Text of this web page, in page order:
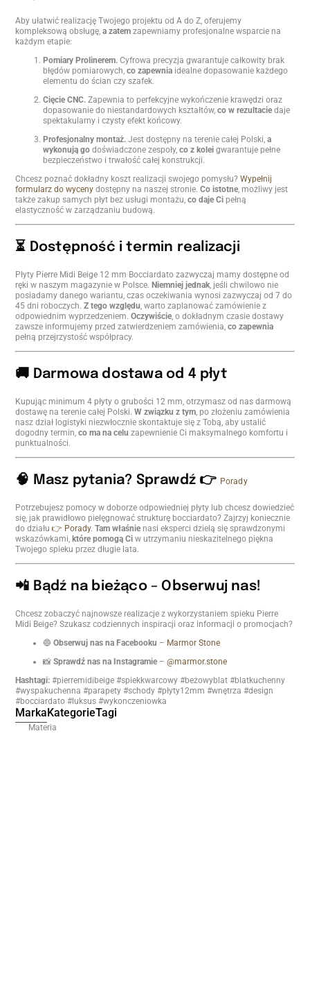
Aby ułatwić realizację Twojego projektu od A do Z, oferujemy
kompleksową obsługę,a zatem zapewniamy profesjonalne wsparcie na
każdym etapie:
Pomiary Prolinerem. Cyfrowa precyzja gwarantuje całkowity brak
błędów pomiarowych,co zapewnia idealne dopasowanie każdego
elementu do ścian czy szafek.
Cięcie CNC. Zapewnia to perfekcyjne wykończenie krawędzi oraz
dopasowanie do niestandardowych kształtów,co w rezultacie daje
spektakularny i czysty efekt końcowy.
Profesjonalny montaż. Jest dostępny na terenie całej Polski,a
wykonują go doświadczone zespoły,co z kolei gwarantuje pełne
bezpieczeństwo i trwałość całej konstrukcji.
Chcesz poznać dokładny koszt realizacji swojego pomysłu?Wypełnij
formularz do wyceny dostępny na naszej stronie.Co istotne , możliwy jest
także zakup samych płyt bez usługi montażu,co daje Ci pełną
elastyczność w zarządzaniu budową.
⏳ Dostępność i termin realizacji
Płyty Pierre Midi Beige 12 mm Bocciardato zazwyczaj mamy dostępne od
ręki w naszym magazynie w Polsce.Niemniej jednak , jeśli chwilowo nie
posiadamy danego wariantu, czas oczekiwania wynosi zazwyczaj od 7 do
45 dni roboczych.Z tego względu , warto zaplanować zamówienie z
odpowiednim wyprzedzeniem.Oczywiście , o dokładnym czasie dostawy
zawsze informujemy przed zatwierdzeniem zamówienia,co zapewnia
pełną przejrzystość współpracy.
🚚 Darmowa dostawa od 4 płyt
Kupując minimum 4 płyty o grubości 12 mm, otrzymasz od nas darmową
dostawę na terenie całej Polski.W związku z tym , po złożeniu zamówienia
nasz dział logistyki niezwłocznie skontaktuje się z Tobą, aby ustalić
dogodny termin,co ma na celu zapewnienie Ci maksymalnego komfortu i
punktualności.
🧠 Masz pytania? Sprawdź 👉 Porady
Potrzebujesz pomocy w doborze odpowiedniej płyty lub chcesz dowiedzieć
się, jak prawidłowo pielęgnować strukturę bocciardato? Zajrzyj koniecznie
do działu👉 Porady.Tam właśnie nasi eksperci dzielą się sprawdzonymi
wskazówkami,które pomogą Ci w utrzymaniu nieskazitelnego piękna
Twojego spieku przez długie lata.
📲 Bądź na bieżąco – Obserwuj nas!
Chcesz zobaczyć najnowsze realizacje z wykorzystaniem spieku Pierre
Midi Beige? Szukasz codziennych inspiracji oraz informacji o promocjach?
🔵Obserwuj nas na Facebooku – Marmor Stone
📸Sprawdź nas na Instagramie –@marmor.stone
Hashtagi: #pierremidibeige #spiekkwarcowy #beżowyblat #blatkuchenny
#wyspakuchenna #parapety #schody #płyty12mm #wnętrza #design
#bocciardato #luksus #wykonczeniowka
MarkaKategorieTagi
Materia